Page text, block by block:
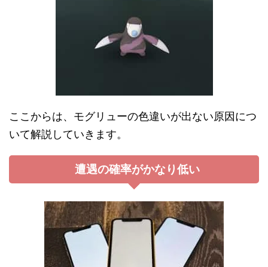
ここからは、モグリューの色違いが出ない原因につ
いて解説していきます。
遭遇の確率がかなり低い